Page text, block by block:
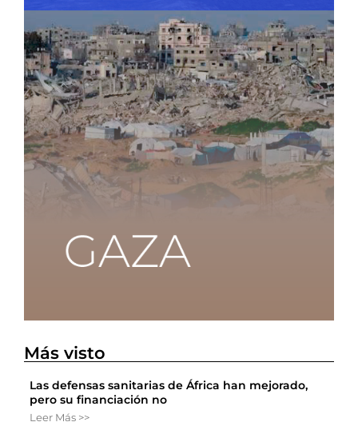
Más visto
Las defensas sanitarias de África han mejorado,
pero su financiación no
Leer Más >>